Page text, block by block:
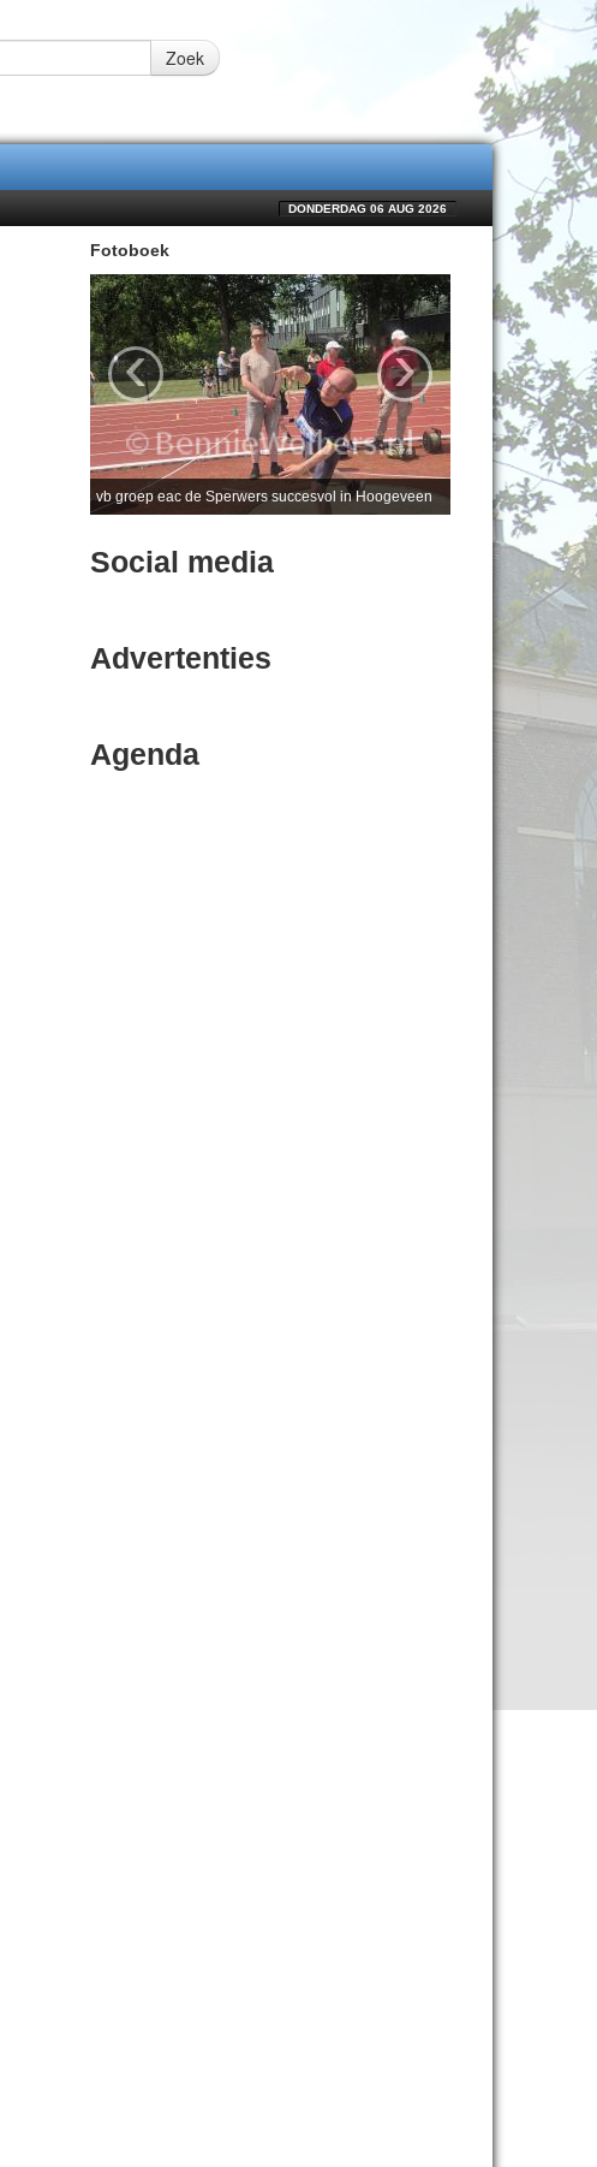
Zoek
DONDERDAG 06 AUG 2026
Fotoboek
vb groep eac de Sperwers succesvol in Hoogeveen
‹ ›
Social media
Advertenties
Agenda